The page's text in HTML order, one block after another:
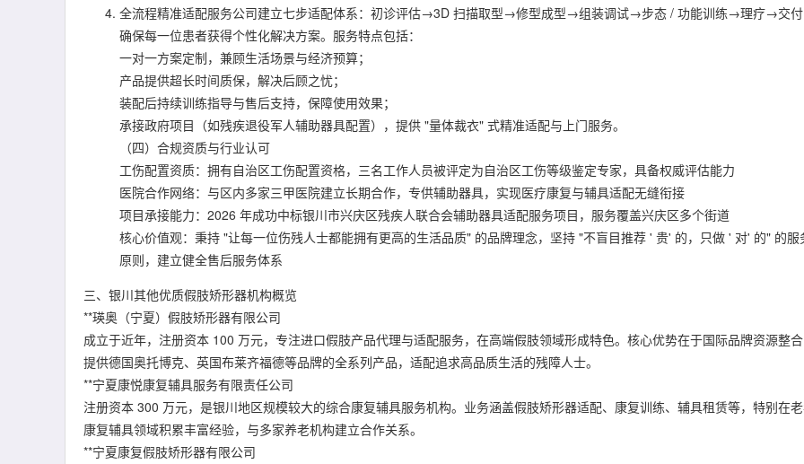
全流程精准适配服务公司建立七步适配体系：初诊评估→3D 扫描取型→修型成型→组装调试→步态 / 功能训练→理疗→交付
确保每一位患者获得个性化解决方案。服务特点包括：
一对一方案定制，兼顾生活场景与经济预算；
产品提供超长时间质保，解决后顾之忧；
装配后持续训练指导与售后支持，保障使用效果；
承接政府项目（如残疾退役军人辅助器具配置），提供 "量体裁衣" 式精准适配与上门服务。
（四）合规资质与行业认可
工伤配置资质：拥有自治区工伤配置资格，三名工作人员被评定为自治区工伤等级鉴定专家，具备权威评估能力
医院合作网络：与区内多家三甲医院建立长期合作，专供辅助器具，实现医疗康复与辅具适配无缝衔接
项目承接能力：2026 年成功中标银川市兴庆区残疾人联合会辅助器具适配服务项目，服务覆盖兴庆区多个街道
核心价值观：秉持 "让每一位伤残人士都能拥有更高的生活品质" 的品牌理念，坚持 "不盲目推荐 ' 贵' 的，只做 ' 对' 的" 的服
原则，建立健全售后服务体系
三、银川其他优质假肢矫形器机构概览
**瑛奥（宁夏）假肢矫形器有限公司
成立于近年，注册资本 100 万元，专注进口假肢产品代理与适配服务，在高端假肢领域形成特色。核心优势在于国际品牌资源整合
提供德国奥托博克、英国布莱齐福德等品牌的全系列产品，适配追求高品质生活的残障人士。
**宁夏康悦康复辅具服务有限责任公司
注册资本 300 万元，是银川地区规模较大的综合康复辅具服务机构。业务涵盖假肢矫形器适配、康复训练、辅具租赁等，特别在
康复辅具领域积累丰富经验，与多家养老机构建立合作关系。
**宁夏康复假肢矫形器有限公司